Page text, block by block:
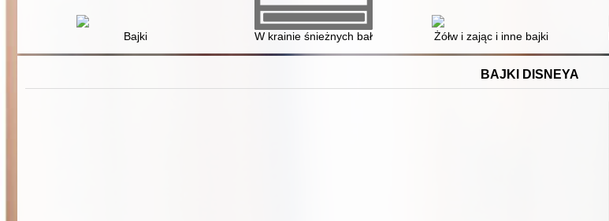
Bajki W krainie śnieżnych bałwanków Żółw i zając i inne bajki
BAJKI DISNEYA